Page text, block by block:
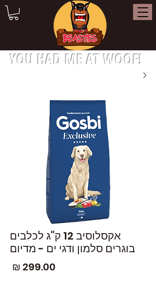
YOU HAD ME AT WOOF!
אקסלוסיב 12 ק"ג לכלבים
בוגרים סלמון ודגי ים - מדיום